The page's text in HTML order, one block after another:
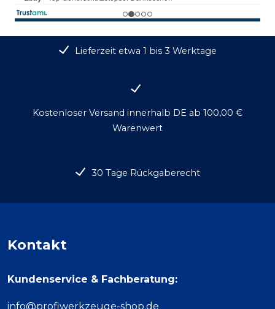
Lieferzeit etwa 1 bis 3 Werktage
Kostenloser Versand innerhalb DE ab 100,00 €
Warenwert
30 Tage Rückgaberecht
Kontakt
Kundenservice & Fachberatung:
info@profiwerkzeuge-shop.de